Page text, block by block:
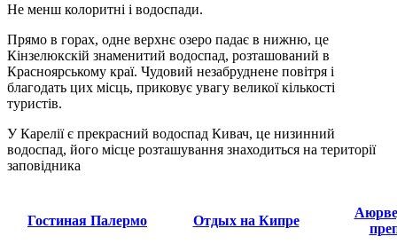
Не менш колоритні і водоспади.
Прямо в горах, одне верхнє озеро падає в нижню, це
Кінзелюкскій знаменитий водоспад, розташований в
Красноярському краї. Чудовий незабруднене повітря і
благодать цих місць, приковує увагу великої кількості
туристів.
У Карелії є прекрасний водоспад Кивач, це низинний
водоспад, його місце розташування знаходиться на території
заповідника
Гостиная Палермо Отдых на Кипре